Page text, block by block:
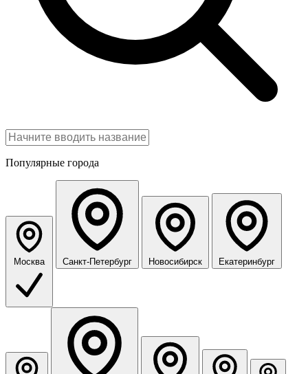
Популярные города
Москва Санкт-Петербург Новосибирск Екатеринбург